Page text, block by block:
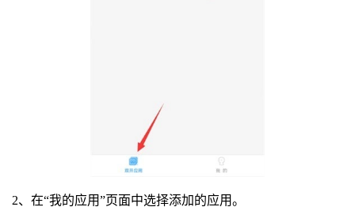
2、在“我的应用”页面中选择添加的应用。